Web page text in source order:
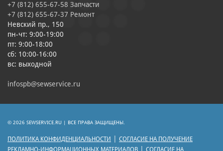
+7 (812) 655-67-58 Запчасти
+7 (812) 655-67-37 Ремонт
Невский пр., 150
пн-чт: 9:00-19:00
пт: 9:00-18:00
сб: 10:00-16:00
вс: выходной
infospb@sewservice.ru
© 2026 SEWSERVICE.RU | ВСЕ ПРАВА ЗАЩИЩЕНЫ.
ПОЛИТИКА КОНФИДЕНЦИАЛЬНОСТИ
СОГЛАСИЕ НА ПОЛУЧЕНИЕ
РЕКЛАМНО-ИНФОРМАЦИОННЫХ МАТЕРИАЛОВ
СОГЛАСИЕ НА